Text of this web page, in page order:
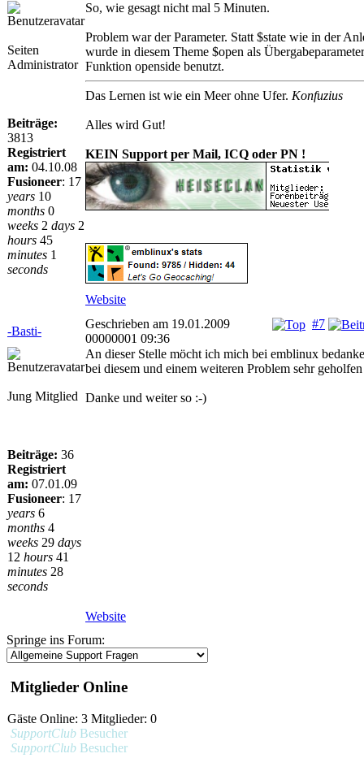
Seiten
Administrator
Beiträge:
3813
Registriert
am: 04.10.08
Fusioneer: 17
years 10
months 0
weeks 2 days 2
hours 45
minutes 1
seconds
So, wie gesagt nicht mal 5 Minuten.
Problem war der Parameter. Statt $state wie in der
wurde in diesem Theme $open als
Funktion openside benutzt.
Das Lernen ist wie ein Meer ohne Ufer. Konfuzius
Alles wird Gut!
KEIN Support per Mail, ICQ oder PN !
Website
-Basti-
#7
Geschrieben am 19.01.2009
00000001 09:36
Jung Mitglied
Beiträge: 36
Registriert
am: 07.01.09
Fusioneer: 17
years 6
months 4
weeks 29 days
12 hours 41
minutes 28
seconds
An dieser Stelle möcht ich mich bei emblinux
bei diesem und einem weiteren Problem sehr
Danke und weiter so :-)
Website
Springe ins Forum:
Mitglieder Online
Gäste Online: 3 Mitglieder: 0
SupportClub Besucher
SupportClub Besucher